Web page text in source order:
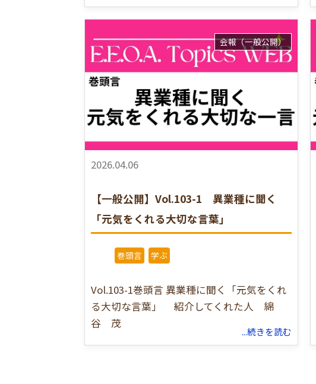
2026.04.06
【一般公開】Vol.103-1 異業種に聞く
「元気をくれる大切な言葉」
会報（一般公開）
巻頭言 学ぶ
Vol.103-1巻頭言 異業種に聞く「元気をくれ
る大切な言葉」 紹介してくれた人 綿
谷 茂
...続きを読む